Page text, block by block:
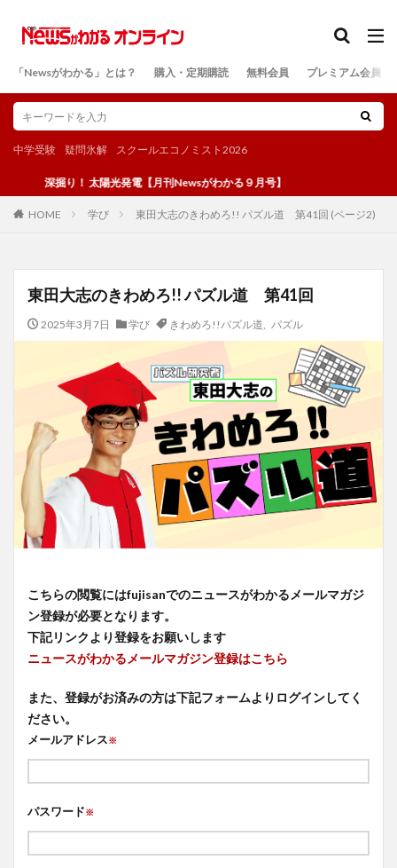
「Newsがわかる」とは？ 購入・定期購読 無料会員 プレミアム会員
中学受験 疑問氷解 スクールエコノミスト2026
深掘り！ 太陽光発電【月刊Newsがわかる９月号】
HOME 学び 東田大志のきわめろ!! パズル道 第41回 (ページ2)
東田大志のきわめろ!! パズル道 第41回
2025年3月7日 学び きわめろ!!パズル道 パズル
こちらの閲覧にはfujisanでのニュースがわかるメールマガジ
ン登録が必要となります。
下記リンクより登録をお願いします
ニュースがわかるメールマガジン登録はこちら
また、登録がお済みの方は下記フォームよりログインしてく
ださい。
メールアドレス※
パスワード※
検索